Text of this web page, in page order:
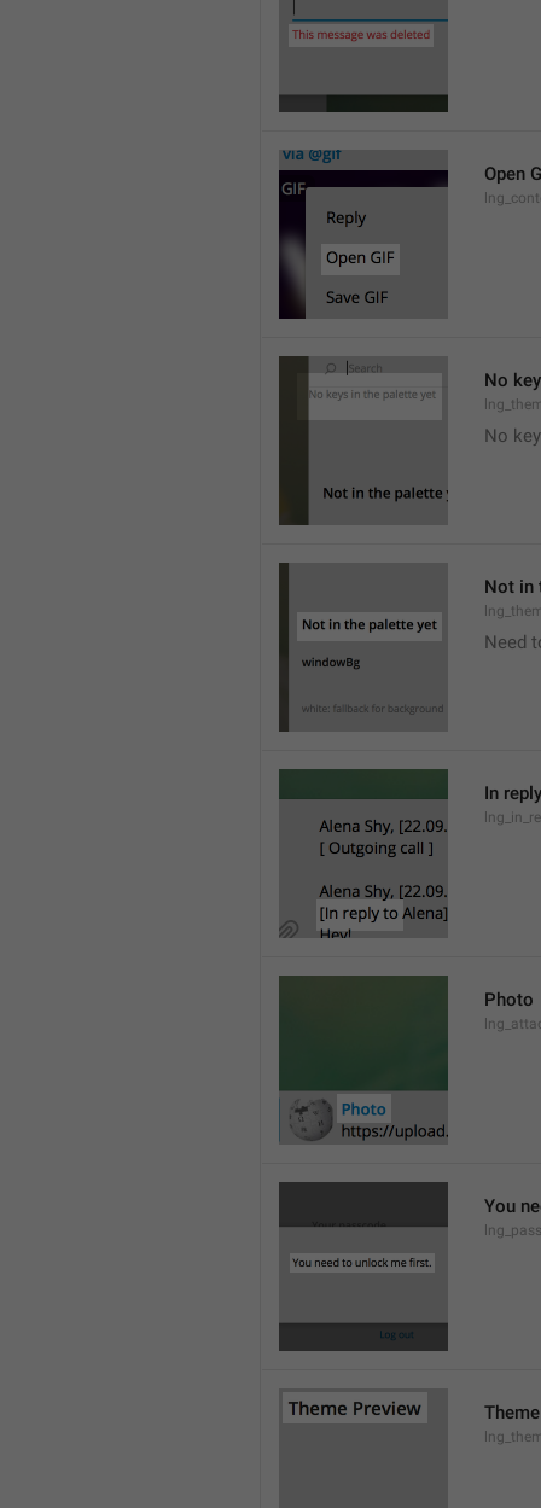
Open
No
No
Not in
Need
In
Photo
You